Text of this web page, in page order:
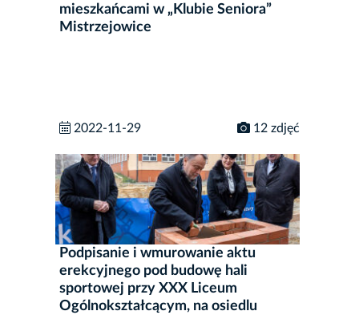
mieszkańcami w „Klubie Seniora”
Mistrzejowice
2022-11-29 12 zdjęć
Podpisanie i wmurowanie aktu
erekcyjnego pod budowę hali
sportowej przy XXX Liceum
Ogólnokształcącym, na osiedlu